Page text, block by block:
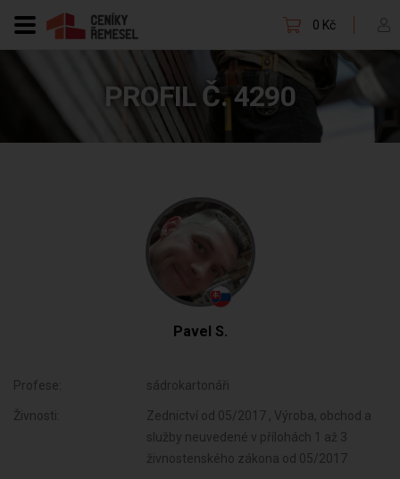
0 Kč
PROFIL Č. 4290
Pavel S.
Profese: sádrokartonáři
Živnosti:
Zednictví od 05/2017 , Výroba, obchod a
služby neuvedené v přílohách 1 až 3
živnostenského zákona od 05/2017